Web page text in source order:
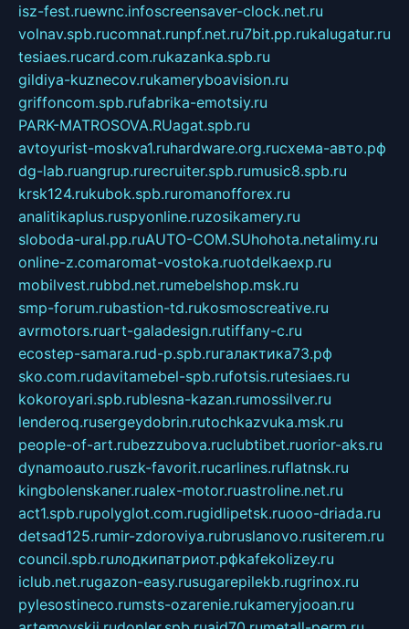
isz-fest.ruewnc.infoscreensaver-clock.net.ru
volnav.spb.rucomnat.runpf.net.ru7bit.pp.rukalugatur.ru
tesiaes.rucard.com.rukazanka.spb.ru
gildiya-kuznecov.rukameryboavision.ru
griffoncom.spb.rufabrika-emotsiy.ru
PARK-MATROSOVA.RUagat.spb.ru
avtoyurist-moskva1.ruhardware.org.ruсхема-авто.рф
dg-lab.ruangrup.rurecruiter.spb.rumusic8.spb.ru
krsk124.rukubok.spb.ruromanofforex.ru
analitikaplus.ruspyonline.ruzosikamery.ru
sloboda-ural.pp.ruAUTO-COM.SUhohota.netalimy.ru
online-z.comaromat-vostoka.ruotdelkaexp.ru
mobilvest.rubbd.net.rumebelshop.msk.ru
smp-forum.rubastion-td.rukosmoscreative.ru
avrmotors.ruart-galadesign.rutiffany-c.ru
ecostep-samara.rud-p.spb.ruгалактика73.рф
sko.com.rudavitamebel-spb.rufotsis.rutesiaes.ru
kokoroyari.spb.rublesna-kazan.rumossilver.ru
lenderoq.rusergeydobrin.rutochkazvuka.msk.ru
people-of-art.rubezzubova.ruclubtibet.ruorior-aks.ru
dynamoauto.ruszk-favorit.rucarlines.ruflatnsk.ru
kingbolenskaner.rualex-motor.ruastroline.net.ru
act1.spb.rupolyglot.com.rugidlipetsk.ruooo-driada.ru
detsad125.rumir-zdoroviya.rubruslanovo.rusiterem.ru
council.spb.ruлодкипатриот.рфkafekolizey.ru
iclub.net.rugazon-easy.rusugarepilekb.rugrinox.ru
pylesostineco.rumsts-ozarenie.rukameryjooan.ru